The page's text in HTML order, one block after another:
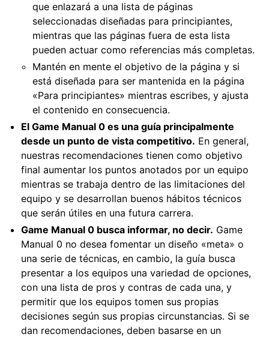
que enlazará a una lista de páginas
seleccionadas diseñadas para principiantes,
mientras que las páginas fuera de esta lista
pueden actuar como referencias más completas.
Mantén en mente el objetivo de la página y si
está diseñada para ser mantenida en la página
«Para principiantes» mientras escribes, y ajusta
el contenido en consecuencia.
El Game Manual 0 es una guía principalmente
desde un punto de vista competitivo. En general,
nuestras recomendaciones tienen como objetivo
final aumentar los puntos anotados por un equipo
mientras se trabaja dentro de las limitaciones del
equipo y se desarrollan buenos hábitos técnicos
que serán útiles en una futura carrera.
Game Manual 0 busca informar, no decir. Game
Manual 0 no desea fomentar un diseño «meta» o
una serie de técnicas, en cambio, la guía busca
presentar a los equipos una variedad de opciones,
con una lista de pros y contras de cada una, y
permitir que los equipos tomen sus propias
decisiones según sus propias circunstancias. Si se
dan recomendaciones, deben basarse en un